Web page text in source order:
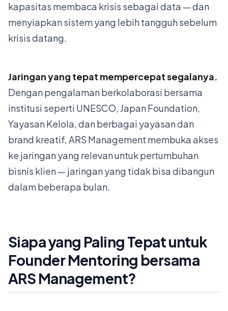
kapasitas membaca krisis sebagai data — dan
menyiapkan sistem yang lebih tangguh sebelum
krisis datang.
Jaringan yang tepat mempercepat segalanya.
Dengan pengalaman berkolaborasi bersama
institusi seperti UNESCO, Japan Foundation,
Yayasan Kelola, dan berbagai yayasan dan
brand kreatif, ARS Management membuka akses
ke jaringan yang relevan untuk pertumbuhan
bisnis klien — jaringan yang tidak bisa dibangun
dalam beberapa bulan.
Siapa yang Paling Tepat untuk
Founder Mentoring bersama
ARS Management?